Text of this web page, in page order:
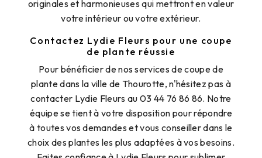
originales et harmonieuses qui mettront en valeur
votre intérieur ou votre extérieur.
Contactez Lydie Fleurs pour une coupe
de plante réussie
Pour bénéficier de nos services de coupe de
plante dans la ville de Thourotte, n'hésitez pas à
contacter Lydie Fleurs au 03 44 76 86 86. Notre
équipe se tient à votre disposition pour répondre
à toutes vos demandes et vous conseiller dans le
choix des plantes les plus adaptées à vos besoins.